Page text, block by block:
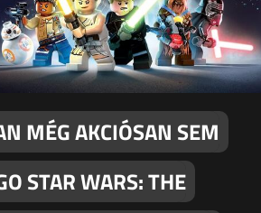
MÉG AKCIÓSAN SEM
STAR WARS: THE